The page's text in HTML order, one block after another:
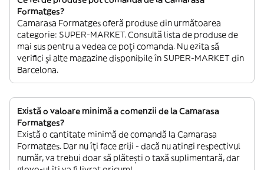
Formatges?
Camarasa Formatges oferă produse din următoarea
categorie: SUPER-MARKET. Consultă lista de produse de
mai sus pentru a vedea ce poți comanda. Nu ezita să
verifici și alte magazine disponibile în SUPER-MARKET din
Barcelona.
Există o valoare minimă a comenzii de la Camarasa
Formatges?
Există o cantitate minimă de comandă la Camarasa
Formatges. Dar nu îți face griji - dacă nu atingi respectivul
număr, va trebui doar să plătești o taxă suplimentară, dar